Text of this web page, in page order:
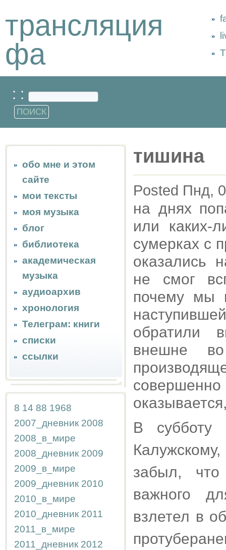
трансляция
фа
: :
обо мне и этом
сайте
мои тексты
моя музыка
блог
библиотека
академическая
музыка
аудиоархив
хронология
Телеграм: книги
списки
ссылки
8 14 88 1968
2007_дневник 2008
2008_в_мире
2008_дневник 2009
2009_в_мире
2009_дневник 2010
2010_в_мире
2010_дневник 2011
2011_в_мире
2011_дневник 2012
тишина
Posted Пнд,
на днях
или каких-
сумерках с
оказались
не смог
почему мы
обратили
внешне
В субботу
забыл,
важного
взлетел в